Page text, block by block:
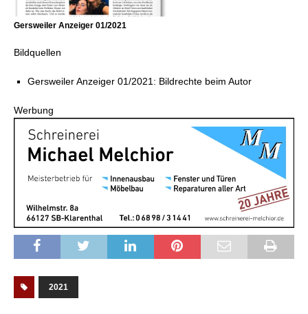
Gersweiler Anzeiger 01/2021
Bildquellen
Gersweiler Anzeiger 01/2021: Bildrechte beim Autor
Werbung
2021